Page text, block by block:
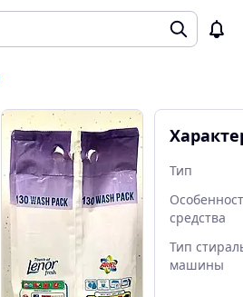
Тип
средства
Тип
машины